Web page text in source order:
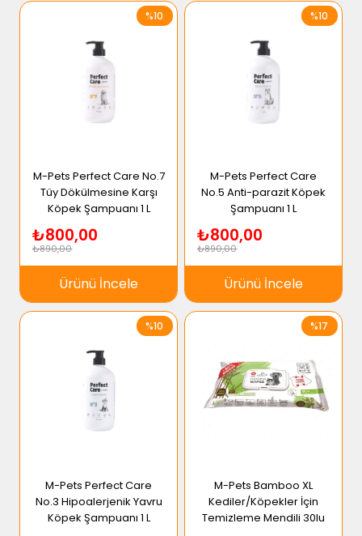
M-Pets Perfect Care No.7
Tüy Dökülmesine Karşı
Köpek Şampuanı 1 L
₺800,00
₺890,00
Ürünü İncele
%10
M-Pets Perfect Care
No.5 Anti-parazit Köpek
Şampuanı 1 L
₺800,00
₺890,00
Ürünü İncele
%10
M-Pets Perfect Care
No.3 Hipoalerjenik Yavru
Köpek Şampuanı 1 L
%10
M-Pets Bamboo XL
Kediler/Köpekler İçin
Temizleme Mendili 30lu
%17